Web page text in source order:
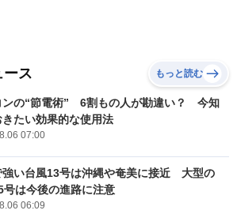
ース もっと読む
ンの“節電術” 6割もの人が勘違い？ 今知
きたい効果的な使用法
07:00
強い台風13号は沖縄や奄美に接近 大型の
号は今後の進路に注意
06:09